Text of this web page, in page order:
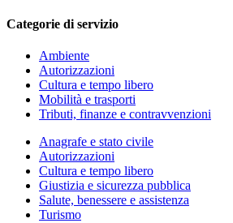
Categorie di servizio
Ambiente
Autorizzazioni
Cultura e tempo libero
Mobilità e trasporti
Tributi, finanze e contravvenzioni
Anagrafe e stato civile
Autorizzazioni
Cultura e tempo libero
Giustizia e sicurezza pubblica
Salute, benessere e assistenza
Turismo